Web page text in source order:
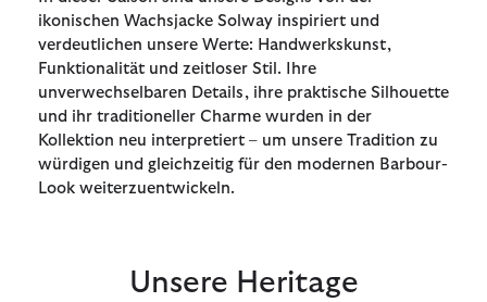
ikonischen Wachsjacke Solway inspiriert und
verdeutlichen unsere Werte: Handwerkskunst,
Funktionalität und zeitloser Stil. Ihre
unverwechselbaren Details, ihre praktische Silhouette
und ihr traditioneller Charme wurden in der
Kollektion neu interpretiert – um unsere Tradition zu
würdigen und gleichzeitig für den modernen Barbour-
Look weiterzuentwickeln.
Unsere Heritage